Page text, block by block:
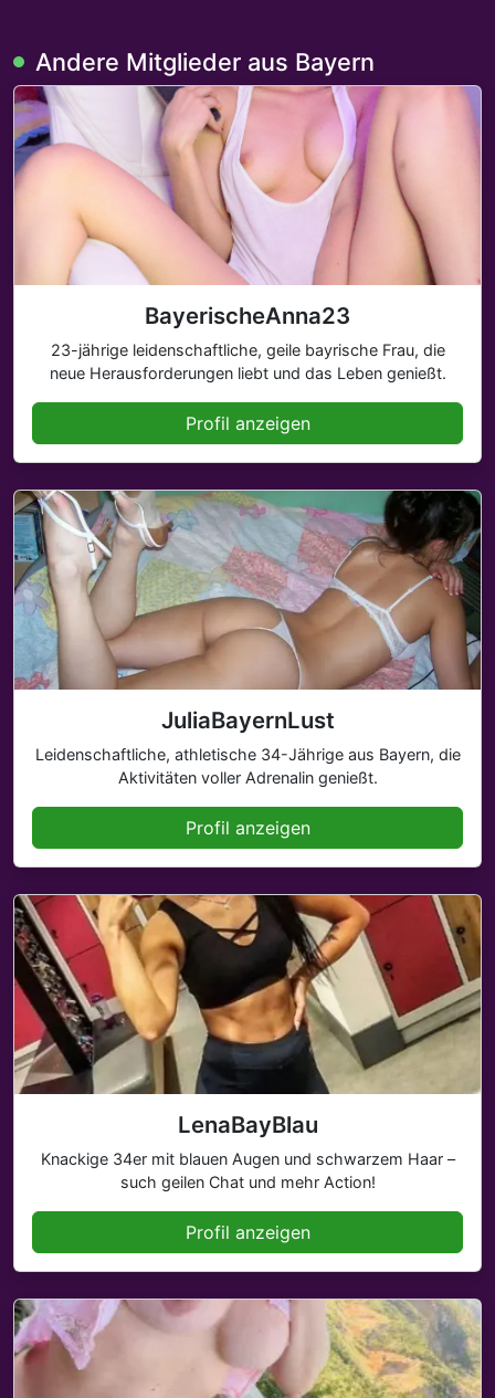
Andere Mitglieder aus Bayern
BayerischeAnna23
23-jährige leidenschaftliche, geile bayrische Frau, die
neue Herausforderungen liebt und das Leben genießt.
Profil anzeigen
JuliaBayernLust
Leidenschaftliche, athletische 34-Jährige aus Bayern, die
Aktivitäten voller Adrenalin genießt.
Profil anzeigen
LenaBayBlau
Knackige 34er mit blauen Augen und schwarzem Haar –
such geilen Chat und mehr Action!
Profil anzeigen